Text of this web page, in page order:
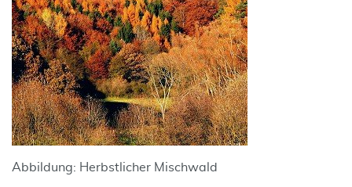
Abbildung: Herbstlicher Mischwald